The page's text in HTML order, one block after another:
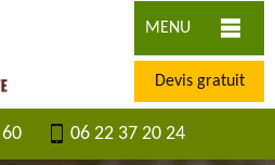
MENU
Devis gratuit
06 22 37 20 24